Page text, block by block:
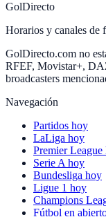
GolDirecto
Horarios y canales de
GolDirecto.com no
RFEF, Movistar+,
broadcasters
Navegación
Partidos hoy
LaLiga hoy
Premier League
Serie A hoy
Bundesliga hoy
Ligue 1 hoy
Champions
Fútbol en